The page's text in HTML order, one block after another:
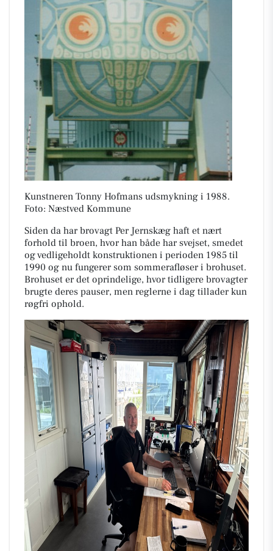
Kunstneren Tonny Hofmans udsmykning i 1988.
Foto: Næstved Kommune
Siden da har brovagt Per Jernskæg haft et nært
forhold til broen, hvor han både har svejset, smedet
og vedligeholdt konstruktionen i perioden 1985 til
1990 og nu fungerer som sommerafløser i brohuset.
Brohuset er det oprindelige, hvor tidligere brovagter
brugte deres pauser, men reglerne i dag tillader kun
røgfri ophold.